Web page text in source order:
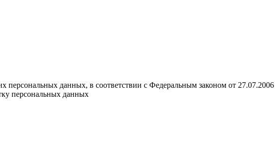
персональных данных, в соответствии с Федеральным законом от
персональных данных